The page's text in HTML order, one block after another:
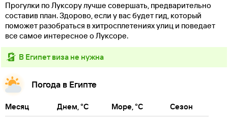
Прогулки по Луксору лучше совершать, предварительно
составив план. Здорово, если у вас будет гид, который
поможет разобраться в хитросплетениях улиц и поведает
все самое интересное о Луксоре.
в Египет виза не нужна
Погода в Египте
Месяц Днем, °C Море, °C Сезон